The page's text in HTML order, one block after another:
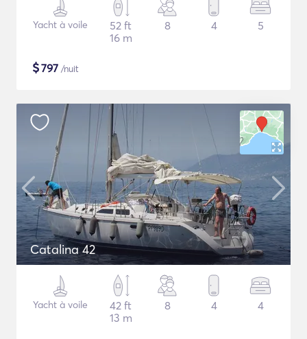
Yacht à voile
52 ft
16 m
8 4 5
$797 /nuit
Catalina 42
Yacht à voile
42 ft
13 m
8 4 4